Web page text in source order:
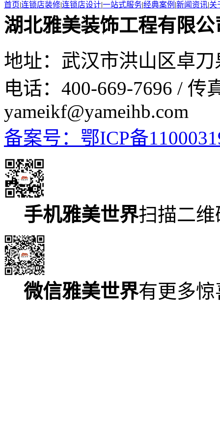
首页|连锁店装修|连锁店设计|一站式服务|经典案例 |新闻资讯|关
湖北雅美装饰工程有限公
地址：武汉市洪山区卓
电话：400-669-7696 / 传
yameikf@yameihb.com
备案号：鄂ICP备
手机雅美世界扫描二
微信雅美世界有更多